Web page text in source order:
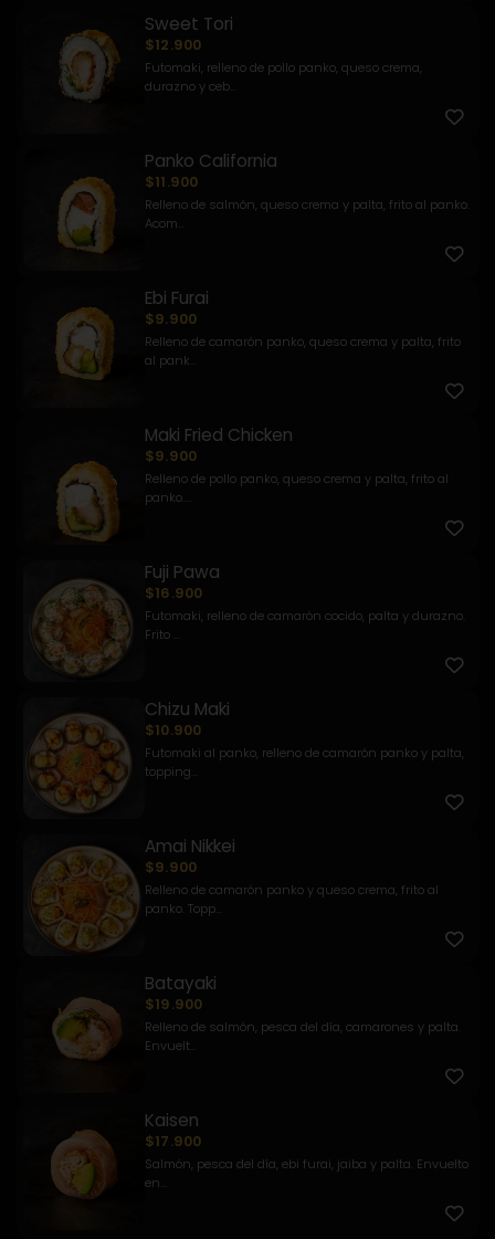
Sweet Tori
$12.900
Futomaki, relleno de pollo panko, queso crema,
durazno y ceb...
Panko California
$11.900
Relleno de salmón, queso crema y palta, frito al panko.
Acom...
Ebi Furai
$9.900
Relleno de camarón panko, queso crema y palta, frito
al pank...
Maki Fried Chicken
$9.900
Relleno de pollo panko, queso crema y palta, frito al
panko....
Fuji Pawa
$16.900
Futomaki, relleno de camarón cocido, palta y durazno.
Frito ...
Chizu Maki
$10.900
Futomaki al panko, relleno de camarón panko y palta,
topping...
Amai Nikkei
$9.900
Relleno de camarón panko y queso crema, frito al
panko. Topp...
Batayaki
$19.900
Relleno de salmón, pesca del día, camarones y palta.
Envuelt...
Kaisen
$17.900
Salmón, pesca del día, ebi furai, jaiba y palta. Envuelto
en...